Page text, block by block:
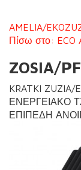
AMELIA/EKO
Πίσω στο: ECO
ZOSIA/PF
KRATKI ZUZIA/
ΕΝΕΡΓΕΙΑΚΟ
ΕΠΙΠΕΔΗ